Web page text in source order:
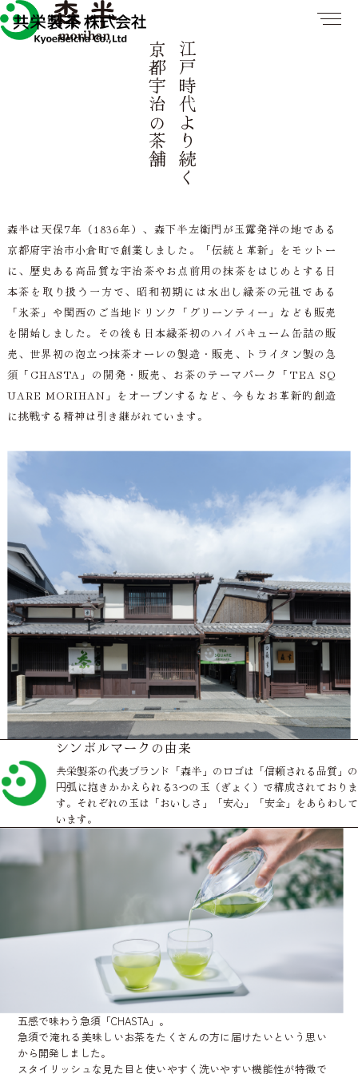
江戸時代より続く
京都宇治の茶舗
森半は天保7年（1836年）、森下半左衛門が玉露発祥の地である
京都府宇治市小倉町で創業しました。「伝統と革新」をモットー
に、歴史ある高品質な宇治茶やお点前用の抹茶をはじめとする日
本茶を取り扱う一方で、昭和初期には水出し緑茶の元祖である
「氷茶」や関西のご当地ドリンク「グリーンティー」なども販売
を開始しました。その後も日本緑茶初のハイバキューム缶詰の販
売、世界初の泡立つ抹茶オーレの製造・販売、トライタン製の急
須「CHASTA」の開発・販売、お茶のテーマパーク「TEA SQ
UARE MORIHAN」をオープンするなど、今もなお革新的創造
に挑戦する精神は引き継がれています。
シンボルマークの由来
共栄製茶の代表ブランド「森半」のロゴは「信頼される品質」の
円弧に抱きかかえられる3つの玉（ぎょく）で構成されておりま
す。それぞれの玉は「おいしさ」「安心」「安全」をあらわして
います。
五感で味わう急須「CHASTA」。
急須で淹れる美味しいお茶をたくさんの方に届けたいという思い
から開発しました。
スタイリッシュな見た目と使いやすく洗いやすい機能性が特徴で